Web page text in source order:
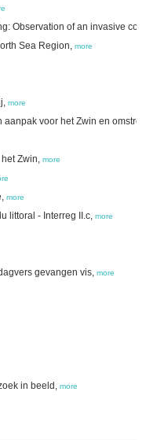
Observation of an invasive
Sea Region, more
more
voor het Zwin en
Zwin, more
more
littoral - Interreg II.c, more
gevangen vis, more
in beeld, more